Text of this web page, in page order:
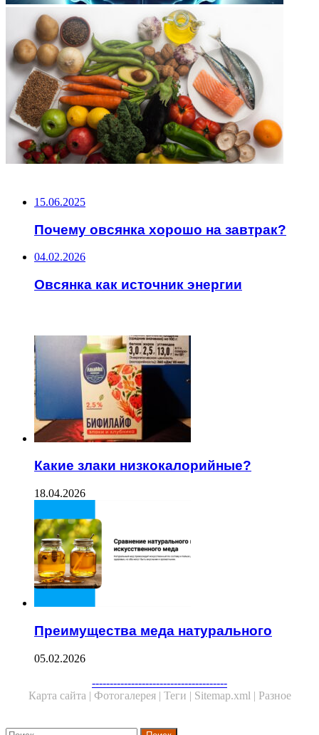
15.06.2025
Почему овсянка хорошо на завтрак?
04.02.2026
Овсянка как источник энергии
Какие злаки низкокалорийные?
18.04.2026
Преимущества меда натурального
05.02.2026
--------------------------------------
Карта сайта | Фотогалерея | Теги | Sitemap.xml | Разное